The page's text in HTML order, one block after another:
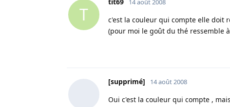
T
14 août 2008
c'est la couleur qui compte elle doit
(pour moi le goût du thé ressemble
[supprimé] 14 août 2008
Oui c'est la couleur qui compte ,